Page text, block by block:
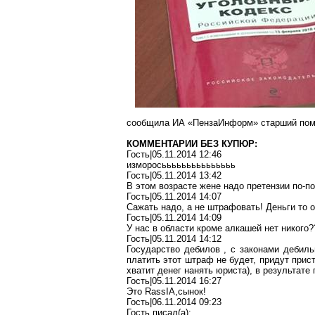
сообщила ИА «ПензаИнформ» старший
КОММЕНТАРИИ БЕЗ КУПЮР:
Гость|05.11.2014 12:46
изморосььььььььььььььь
Гость|05.11.2014 13:42
В этом возрасте жене надо претензии по-
Гость|05.11.2014 14:07
Сажать надо, а не штрафовать! Деньги то
Гость|05.11.2014 14:09
У нас в области кроме алкашей нет
Гость|05.11.2014 14:12
Государство дебилов , с законами
платить этот штраф не будет, придут
хватит денег нанять юриста), в
Гость|05.11.2014 16:27
Это RassIA,сынок!
Гость|06.11.2014 09:23
Гость писал(a):